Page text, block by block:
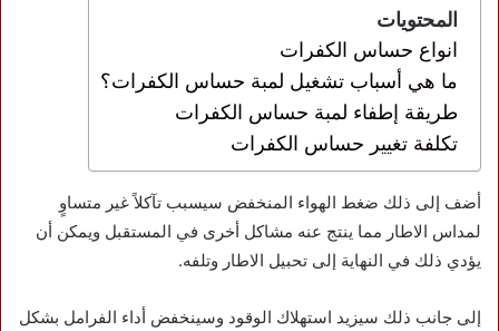
المحتويات
انواع حساس الكفرات
ما هي أسباب تشغيل لمبة حساس الكفرات؟
طريقة إطفاء لمبة حساس الكفرات
تكلفة تغيير حساس الكفرات
أضف إلى ذلك ضغط الهواء المنخفض سيسبب تآكلاً غير متساوٍ
لمداس الاطار مما ينتج عنه مشاكل أخرى في المستقبل ويمكن أن
يؤدي ذلك في النهاية إلى تحبيل الاطار وتلفه.
إلى جانب ذلك سيزيد استهلاك الوقود وسينخفض أداء الفرامل بشكل